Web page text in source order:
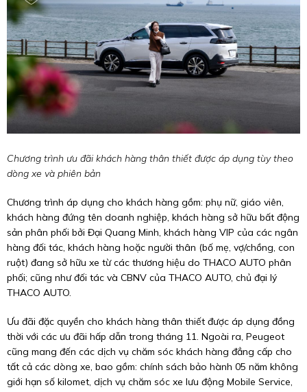
Chương trình ưu đãi khách hàng thân thiết được áp dụng tùy theo
dòng xe và phiên bản
Chương trình áp dụng cho khách hàng gồm: phụ nữ, giáo viên,
khách hàng đứng tên doanh nghiệp, khách hàng sở hữu bất động
sản phân phối bởi Đại Quang Minh, khách hàng VIP của các ngân
hàng đối tác, khách hàng hoặc người thân (bố mẹ, vợ/chồng, con
ruột) đang sở hữu xe từ các thương hiệu do THACO AUTO phân
phối; cũng như đối tác và CBNV của THACO AUTO, chủ đại lý
THACO AUTO.
Ưu đãi đặc quyền cho khách hàng thân thiết được áp dụng đồng
thời với các ưu đãi hấp dẫn trong tháng 11. Ngoài ra, Peugeot
cũng mang đến các dịch vụ chăm sóc khách hàng đẳng cấp cho
tất cả các dòng xe, bao gồm: chính sách bảo hành 05 năm không
giới hạn số kilomet, dịch vụ chăm sóc xe lưu động Mobile Service,